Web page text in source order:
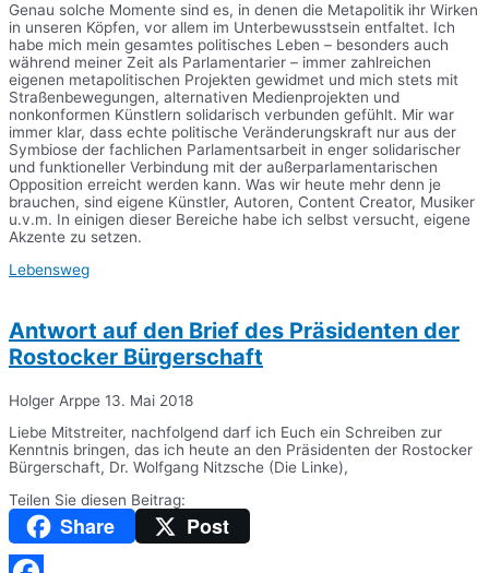
Genau solche Momente sind es, in denen die Metapolitik ihr Wirken
in unseren Köpfen, vor allem im Unterbewusstsein entfaltet. Ich
habe mich mein gesamtes politisches Leben – besonders auch
während meiner Zeit als Parlamentarier – immer zahlreichen
eigenen metapolitischen Projekten gewidmet und mich stets mit
Straßenbewegungen, alternativen Medienprojekten und
nonkonformen Künstlern solidarisch verbunden gefühlt. Mir war
immer klar, dass echte politische Veränderungskraft nur aus der
Symbiose der fachlichen Parlamentsarbeit in enger solidarischer
und funktioneller Verbindung mit der außerparlamentarischen
Opposition erreicht werden kann. Was wir heute mehr denn je
brauchen, sind eigene Künstler, Autoren, Content Creator, Musiker
u.v.m. In einigen dieser Bereiche habe ich selbst versucht, eigene
Akzente zu setzen.
Lebensweg
Antwort auf den Brief des Präsidenten der
Rostocker Bürgerschaft
Holger Arppe 13. Mai 2018
Liebe Mitstreiter, nachfolgend darf ich Euch ein Schreiben zur
Kenntnis bringen, das ich heute an den Präsidenten der Rostocker
Bürgerschaft, Dr. Wolfgang Nitzsche (Die Linke),
Teilen Sie diesen Beitrag:
Share Post